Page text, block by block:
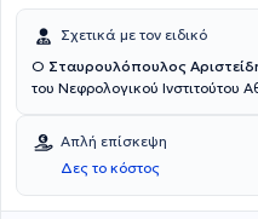
Σχετικά με τον ειδικό
Ο Σταυρουλόπουλος
του Νεφρολογικού Ινστιτούτου
Αθήνα αλλά και την επαρχία,
στο Αιγάλεω. Είναι αριστούχος
Σχολής του Πανεπιστημίου
Νεφρολογία τόσο στην Ελλάδα,
Απλή επίσκεψη
Δες το κόστος